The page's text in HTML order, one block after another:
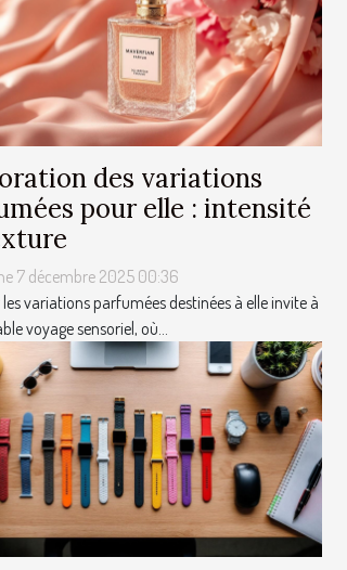
des variations
pour elle : intensité
7 décembre 2025 00:36
variations parfumées destinées à elle invite à
voyage sensoriel, où...